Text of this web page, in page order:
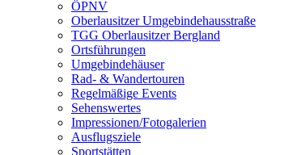
ÖPNV
Oberlausitzer Umgebindehausstraße
TGG Oberlausitzer Bergland
Ortsführungen
Umgebindehäuser
Rad- & Wandertouren
Regelmäßige Events
Sehenswertes
Impressionen/Fotogalerien
Ausflugsziele
Sportstätten